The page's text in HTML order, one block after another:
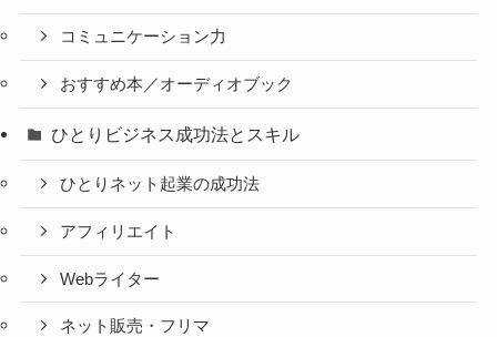
コミュニケーション力
おすすめ本／オーディオブック
ひとりビジネス成功法とスキル
ひとりネット起業の成功法
アフィリエイト
Webライター
ネット販売・フリマ